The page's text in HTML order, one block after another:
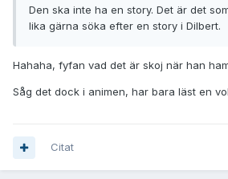
Den ska inte ha en story. Det är det
lika gärna söka efter en story i Dilbert.
Hahaha, fyfan vad det är skoj när han
Såg det dock i animen, har bara läst en
Citat